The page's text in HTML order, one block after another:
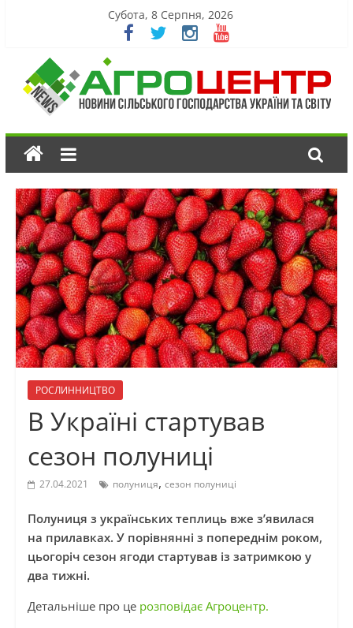
Субота, 8 Серпня, 2026
РОСЛИННИЦТВО
В Україні стартував
сезон полуниці
27.04.2021 полуниця, сезон полуниці
Полуниця з українських теплиць вже з’явилася
на прилавках. У порівнянні з попереднім роком,
цьогоріч сезон ягоди стартував із затримкою у
два тижні.
Детальніше про це розповідає Агроцентр.